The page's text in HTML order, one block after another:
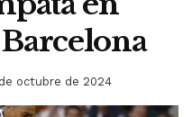
octubre de 2024